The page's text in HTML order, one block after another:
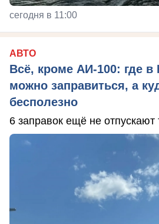
сегодня в 11:00
АВТО
Всё, кроме АИ-100: где в
можно заправиться, а
бесполезно
6 заправок ещё не отпускают